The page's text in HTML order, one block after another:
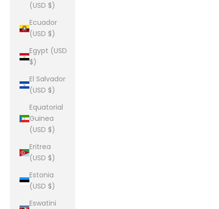
(USD $)
Ecuador
(USD $)
Egypt (USD
$)
El Salvador
(USD $)
Equatorial
Guinea
(USD $)
Eritrea
(USD $)
Estonia
(USD $)
Eswatini